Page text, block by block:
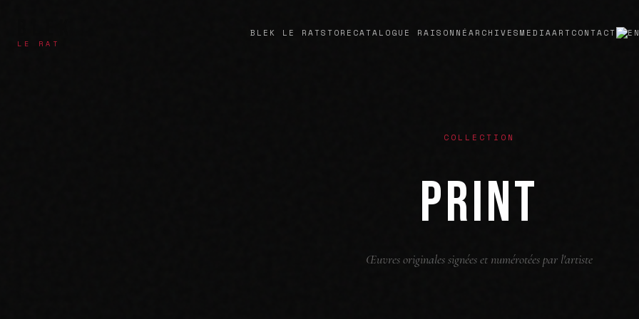
LE RAT
BLEK LE RATSTORE CATALOGUE RAISONNÉARCHIVESMEDIAARTCONTACT
COLLECTION
PRINT
Œuvres originales signées et numérotées par l'artiste